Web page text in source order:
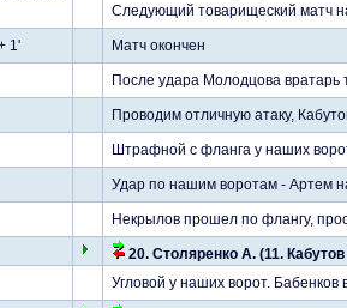
Следующий товарищеский матч
1' Матч окончен
После удара Молодцова вратарь
Проводим отличную атаку,
Штрафной с фланга у наших
Удар по нашим воротам - Артем
Некрылов прошел по флангу,
20. Столяренко А. (11. Кабутов
Угловой у наших ворот.